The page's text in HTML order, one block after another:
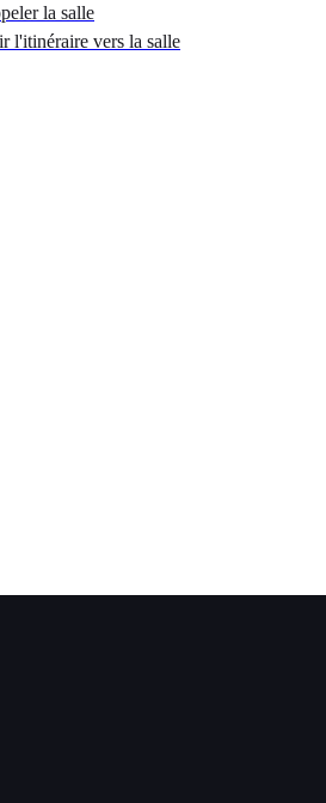
la salle
l'itinéraire vers la salle